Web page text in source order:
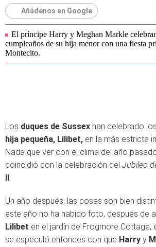
Añádenos en Google
El príncipe Harry y Meghan Markle
cumpleaños de su hija menor con una fiesta
Montecito.
Los duques de Sussex han celebrado
hija pequeña, Lilibet, en la más estricta
Nada que ver con el clima del año
coincidió con la celebración del Jubileo
II.
Un año después, las cosas son bien
este año no ha habido foto, después de
Lilibet en el jardín de Frogmore Cottage,
se especuló entonces con que Harry y